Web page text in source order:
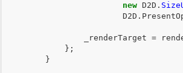
new D2D .
D2D .
_renderTarget =
};
}